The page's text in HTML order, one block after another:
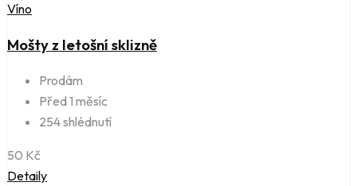
Víno
Mošty z letošní sklizně
Prodám
Před 1 měsíc
254 shlédnutí
50 Kč
Detaily